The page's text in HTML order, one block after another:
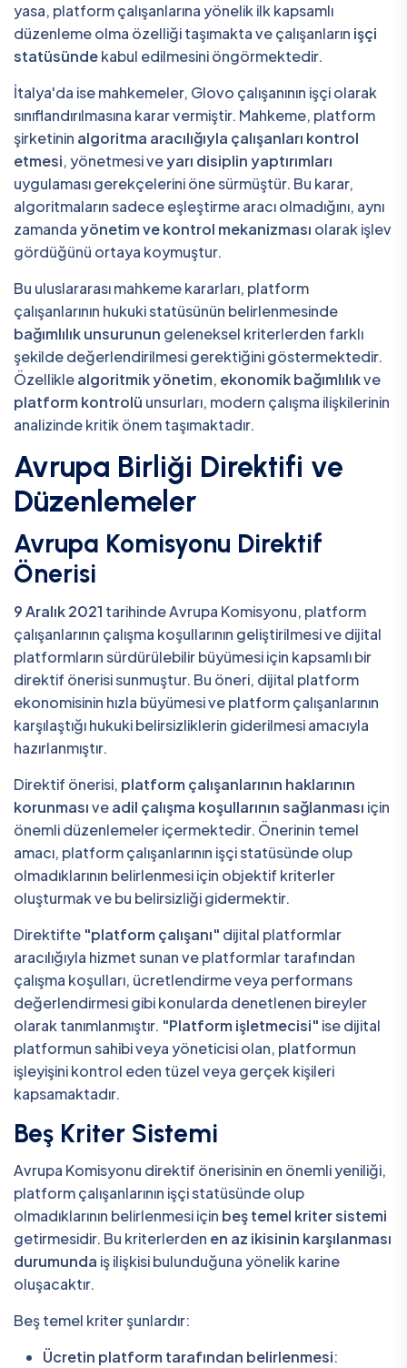
yasa, platform çalışanlarına yönelik ilk kapsamlı
düzenleme olma özelliği taşımakta ve çalışanların işçi
statüsündekabul edilmesini öngörmektedir.
İtalya'da ise mahkemeler, Glovo çalışanının işçi olarak
sınıflandırılmasına karar vermiştir. Mahkeme, platform
şirketinin algoritma aracılığıyla çalışanları kontrol
etmesi, yönetmesi veyarı disiplin yaptırımları
uygulaması gerekçelerini öne sürmüştür. Bu karar,
algoritmaların sadece eşleştirme aracı olmadığını, aynı
zamandayönetim ve kontrol mekanizması olarak işlev
gördüğünü ortaya koymuştur.
Bu uluslararası mahkeme kararları, platform
çalışanlarının hukuki statüsünün belirlenmesinde
bağımlılık unsurunun geleneksel kriterlerden farklı
şekilde değerlendirilmesi gerektiğini göstermektedir.
Özelliklealgoritmik yönetim, ekonomik bağımlılıkve
platform kontrolü unsurları, modern çalışma ilişkilerinin
analizinde kritik önem taşımaktadır.
Avrupa Birliği Direktifi ve
Düzenlemeler
Avrupa Komisyonu Direktif
Önerisi
9 Aralık 2021 tarihinde Avrupa Komisyonu, platform
çalışanlarının çalışma koşullarının geliştirilmesi ve dijital
platformların sürdürülebilir büyümesi için kapsamlı bir
direktif önerisi sunmuştur. Bu öneri, dijital platform
ekonomisinin hızla büyümesi ve platform çalışanlarının
karşılaştığı hukuki belirsizliklerin giderilmesi amacıyla
hazırlanmıştır.
Direktif önerisi, platform çalışanlarının haklarının
korunmasıveadil çalışma koşullarının sağlanması için
önemli düzenlemeler içermektedir. Önerinin temel
amacı, platform çalışanlarının işçi statüsünde olup
olmadıklarının belirlenmesi için objektif kriterler
oluşturmak ve bu belirsizliği gidermektir.
Direktifte "platform çalışanı" dijital platformlar
aracılığıyla hizmet sunan ve platformlar tarafından
çalışma koşulları, ücretlendirme veya performans
değerlendirmesi gibi konularda denetlenen bireyler
olarak tanımlanmıştır. "Platform işletmecisi" ise dijital
platformun sahibi veya yöneticisi olan, platformun
işleyişini kontrol eden tüzel veya gerçek kişileri
kapsamaktadır.
Beş Kriter Sistemi
Avrupa Komisyonu direktif önerisinin en önemli yeniliği,
platform çalışanlarının işçi statüsünde olup
olmadıklarının belirlenmesi için beş temel kriter sistemi
getirmesidir. Bu kriterlerden en az ikisinin karşılanması
durumunda iş ilişkisi bulunduğuna yönelik karine
oluşacaktır.
Beş temel kriter şunlardır:
Ücretin platform tarafından belirlenmesi: